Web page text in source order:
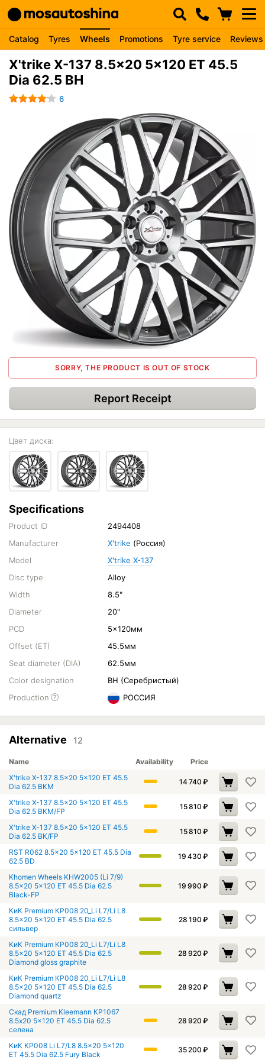
Catalog Tyres Wheels Promotions Tyre service Reviews
X'trike X-137 8.5x20 5x120 ET 45.5
Dia 62.5 BH
6
SORRY, THE PRODUCT IS OUT OF STOCK
Report Receipt
Цвет диска:
Specifications
Product ID
2494408
Manufacturer
X'trike (Россия)
Model
X'trike X-137
Disc type
Alloy
Width
8.5"
Diameter
20"
PCD
5x120мм
Offset (ET)
45.5мм
Seat diameter (DIA)
62.5мм
Color designation
BH (Серебристый)
Production
РОССИЯ
Alternative 12
Name Availability
Price
X'trike X-137 8.5x20 5x120 ET 45.5
Dia 62.5 BKM
14 740 ₽
X'trike X-137 8.5x20 5x120 ET 45.5
Dia 62.5 BKM/FP
15 810 ₽
X'trike X-137 8.5x20 5x120 ET 45.5
Dia 62.5 BK/FP
15 810 ₽
RST R062 8.5x20 5x120 ET 45.5 Dia
62.5 BD
19 430 ₽
Khomen Wheels KHW2005 (Li 7/9)
8.5x20 5x120 ET 45.5 Dia 62.5
Black-FP
19 990 ₽
КиК Premium КР008 20_Li L7/Li L8
8.5x20 5x120 ET 45.5 Dia 62.5
сильвер
28 190 ₽
КиК Premium КР008 20_Li L7/Li L8
8.5x20 5x120 ET 45.5 Dia 62.5
Diamond gloss graphite
28 920 ₽
КиК Premium КР008 20_Li L7/Li L8
8.5x20 5x120 ET 45.5 Dia 62.5
Diamond quartz
28 920 ₽
Скад Premium Kleemann КР1067
8.5x20 5x120 ET 45.5 Dia 62.5
селена
28 920 ₽
КиК КР008 Li L7/L8 8.5x20 5x120
ET 45.5 Dia 62.5 Fury Black
35 200 ₽